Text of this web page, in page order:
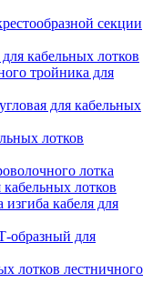
секции
кабельных лотков
тройника для
для кабельных
лотков
лотка
кабельных лотков
кабеля для
образный для
лотков лестничного